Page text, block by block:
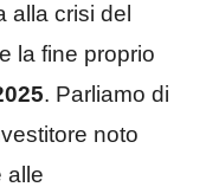
alla crisi del
la fine proprio
. Parliamo di
noto
alle